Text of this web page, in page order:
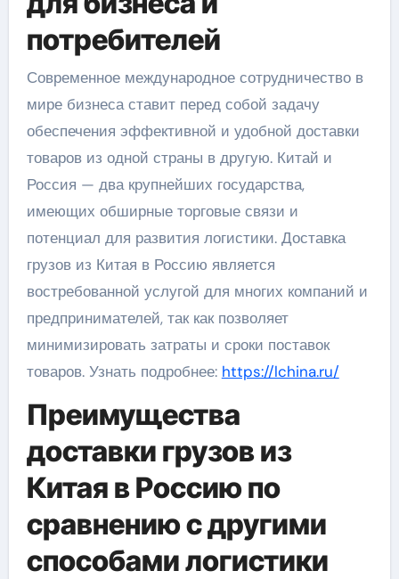
потребителей
Современное международное сотрудничество в
мире бизнеса ставит перед собой задачу
обеспечения эффективной и удобной доставки
товаров из одной страны в другую. Китай и
Россия — два крупнейших государства,
имеющих обширные торговые связи и
потенциал для развития логистики. Доставка
грузов из Китая в Россию является
востребованной услугой для многих компаний и
предпринимателей, так как позволяет
минимизировать затраты и сроки поставок
товаров. Узнать подробнее: https://lchina.ru/
Преимущества
доставки грузов из
Китая в Россию по
сравнению с другими
способами логистики